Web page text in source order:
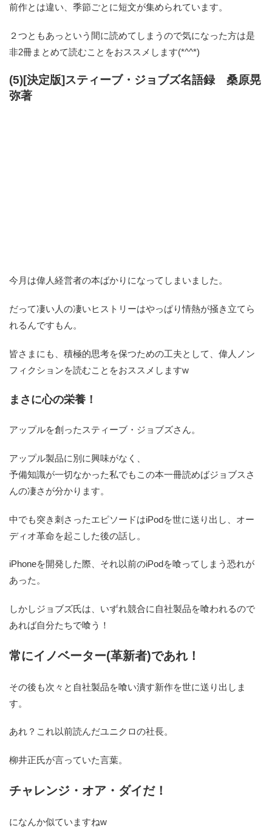
前作とは違い、季節ごとに短文が集められています。
２つともあっという間に読めてしまうので気になった方は是
非2冊まとめて読むことをおススメします(*^^*)
(5)[決定版]スティーブ・ジョブズ名語録 桑原晃
弥著
今月は偉人経営者の本ばかりになってしまいました。
だって凄い人の凄いヒストリーはやっぱり情熱が掻き立てら
れるんですもん。
皆さまにも、積極的思考を保つための工夫として、偉人ノン
フィクションを読むことをおススメしますw
まさに心の栄養！
アップルを創ったスティーブ・ジョブズさん。
アップル製品に別に興味がなく、
予備知識が一切なかった私でもこの本一冊読めばジョブスさ
んの凄さが分かります。
中でも突き刺さったエピソードはiPodを世に送り出し、オー
ディオ革命を起こした後の話し。
iPhoneを開発した際、それ以前のiPodを喰ってしまう恐れが
あった。
しかしジョブズ氏は、いずれ競合に自社製品を喰われるので
あれば自分たちで喰う！
常にイノベーター(革新者)であれ！
その後も次々と自社製品を喰い潰す新作を世に送り出しま
す。
あれ？これ以前読んだユニクロの社長。
柳井正氏が言っていた言葉。
チャレンジ・オア・ダイだ！
になんか似ていますねw